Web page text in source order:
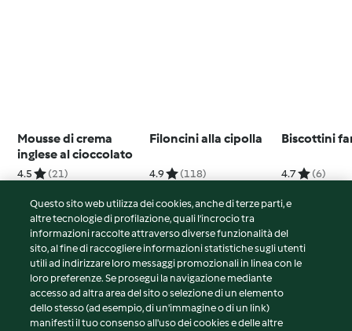
Mousse di crema
inglese al cioccolato
4.5 (21)
Filoncini alla cipolla
4.9 (118)
Biscottini
4.7 (6)
© Copyright 2026
Termini del servizio
Informativa sulla privacy
Avvertenze generali
Questo sito web utilizza dei cookies, anche di terze parti, e
altre tecnologie di profilazione, quali l’incrocio tra
informazioni raccolte attraverso diverse funzionalità del
sito, al fine di raccogliere informazioni statistiche sugli utenti
utili ad indirizzare loro messaggi promozionali in linea con le
loro preferenze. Se prosegui la navigazione mediante
accesso ad altra area del sito o selezione di un elemento
dello stesso (ad esempio, di un'immagine o di un link)
manifesti il tuo consenso all'uso dei cookies e delle altre